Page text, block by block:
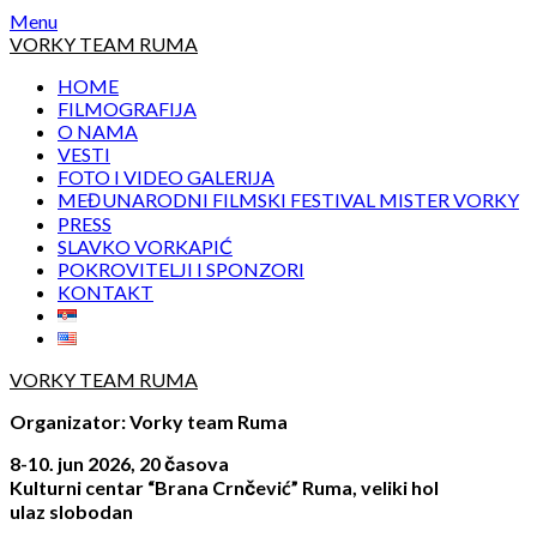
Skip
to
Menu
VORKY TEAM RUMA
HOME
FILMOGRAFIJA
O NAMA
VESTI
FOTO I VIDEO GALERIJA
MEĐUNARODNI FILMSKI FESTIVAL MISTER VORKY
PRESS
SLAVKO VORKAPIĆ
POKROVITELJI I SPONZORI
KONTAKT
VORKY TEAM RUMA
Organizator: Vorky team Ruma
8-10. jun 2026, 20 časova
Kulturni centar “Brana Crnčević” Ruma, veliki hol
ulaz slobodan